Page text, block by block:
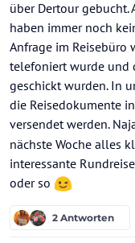
über Dertour gebucht.
haben immer noch
Anfrage im Reisebüro
telefoniert wurde und
geschickt wurden. In
die Reisedokumente
versendet werden.
nächste Woche alles
interessante
oder so
2 Antworten